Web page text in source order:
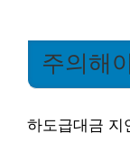
주의해
하도급대금 지